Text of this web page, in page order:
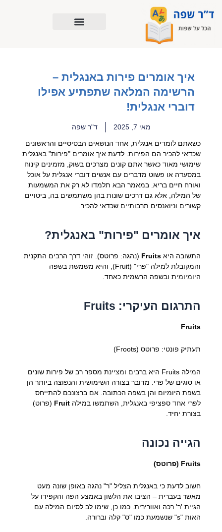
לתוכן
איך אומרים פירות באנגלית –
הרשימה המלאה שתפתיע אפילו
דוברי אנגלית!
מאי 7, 2025 ד"ר שפה
כשאתם לומדים אנגלית, אחד הנושאים הבסיסיים והראשונים
שכדאי להכיר הם הפירות. לדעת איך אומרים "פירות" באנגלית
שימושי מאוד כאשר אתם קונים מצרכים בשוק, מזמינים קינוח
במסעדה או פשוט מדברים עם אנשים דוברי אנגלית על אוכל
ואורח חיים בריא. במאמר הבא תלמדו לא רק את המשמעות
של המילה, אלא גם דרכים שונות בהן משתמשים בה, ביטויים
קשורים וניואנסים תרבותיים שכדאי להכיר.
איך אומרים "פירות" באנגלית?
התשובה היא Fruits (נהגה: פרוטס). זוהי דרך הרבים התקנית
והמקובלת למילה "פרי" (Fruit), והיא משמשת בשפה
היומיומית ובשפה הרשמית כאחד.
התרגום העיקרי: Fruits
Fruits
תעתיק פונטי: פרוטס (Froots)
המילה Fruits היא ברבים ומציינת מספר רב של פירות שונים
או סוגים של פרי. מדובר בצורה השימושית והנפוצה ביותר הן
בשפת היומיום והן בשפה הכתובה. אם ברצונכם להתייחס
לפרי אחד ספציפי באנגלית, השתמשו במילה Fruit (פרוט)
בצורת יחיד.
הגייה נכונה
Fruits (פרוטס)
חשוב לדעת כי באנגלית הצליל "ר" נהגה באופן שונה מעט
מאשר בעברית – הציבו את הלשון באמצע הפה והקפידו על
הגיית 'ר' רכה ואוורירית. כמו כן, שימו לב לסיום המילה עם
האות "s" שנשמעת כמו "ס" קלה וברורה.